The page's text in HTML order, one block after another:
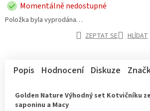
Momentálně nedostupné
Položka byla vyprodána…
ZEPTAT SE
HLÍDAT
Popis Hodnocení Diskuze
Golden Nature Výhodný set Kotvičníku
saponinu a Macy